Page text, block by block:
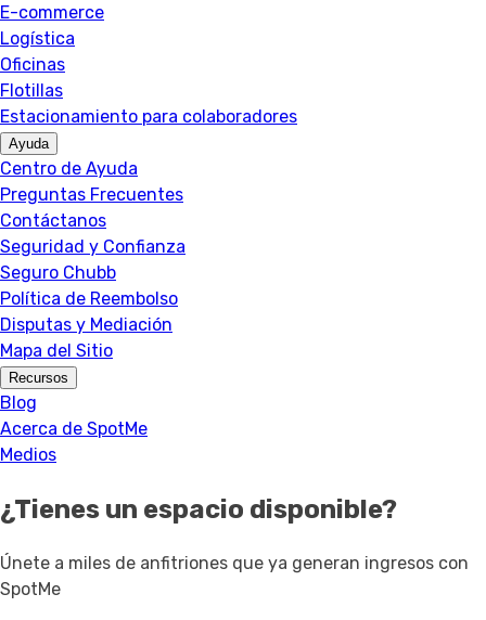
E-commerce
Logística
Oficinas
Flotillas
Estacionamiento para colaboradores
Ayuda
Centro de Ayuda
Preguntas Frecuentes
Contáctanos
Seguridad y Confianza
Seguro Chubb
Política de Reembolso
Disputas y Mediación
Mapa del Sitio
Recursos
Blog
Acerca de SpotMe
Medios
¿Tienes un espacio disponible?
Únete a miles de anfitriones que ya generan ingresos con
SpotMe